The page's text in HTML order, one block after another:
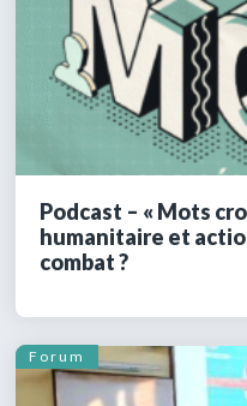
Podcast – « Mots
humanitaire et
combat ?
Forum